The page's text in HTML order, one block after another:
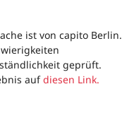
ist von capito Berlin.
geprüft.
aufdiesen Link.